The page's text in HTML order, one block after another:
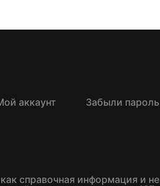
аккаунт Забыли пароль
справочная информация и не